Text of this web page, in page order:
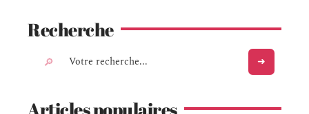
Recherche
Articles populaires